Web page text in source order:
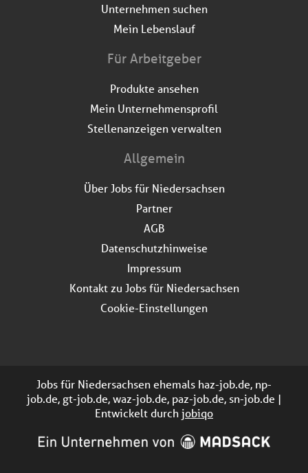
Unternehmen suchen
Mein Lebenslauf
Für Arbeitgeber
Produkte ansehen
Mein Unternehmensprofil
Stellenanzeigen verwalten
Allgemein
Über Jobs für Niedersachsen
Partner
AGB
Datenschutzhinweise
Impressum
Kontakt zu Jobs für Niedersachsen
Cookie-Einstellungen
Jobs für Niedersachsen ehemals haz-job.de, np-
job.de, gt-job.de, waz-job.de, paz-job.de, sn-job.de |
Entwickelt durchjobiqo